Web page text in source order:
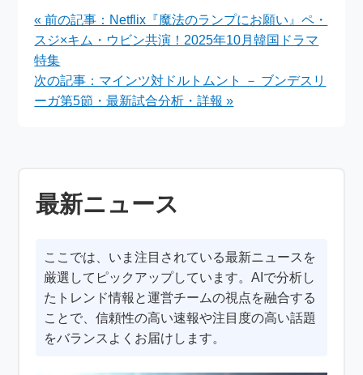
ーロー伝説が始動
« 前の記事：Netflix『魔法のランプにお願い』ペ・
スジ×キム・ウビン共演！2025年10月韓国ドラマ
特集
次の記事：マインツ対ドルトムント － ブンデスリ
ーガ第5節・最新試合分析・詳報 »
最新ニュース
ここでは、いま注目されている最新ニュースを
厳選してピックアップしています。AIで分析し
たトレンド情報と運営チームの視点を融合する
ことで、信頼性の高い速報や注目度の高い話題
をバランスよくお届けします。